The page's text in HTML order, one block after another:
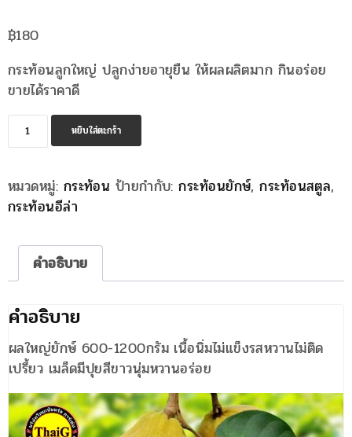
฿180
กระท้อนลูกใหญ่ ปลูกง่ายอายุยืน ให้ผลผลิตมาก กินอร่อย
ขายได้ราคาดี
จำนวน
กระท้อน
ล่า
ยักษ์
หยิบใส่ตะกร้า
หมวดหมู่: กระท้อน ป้ายกำกับ:กระท้อนยักษ์,กระท้อนสตูล,
กระท้อนอีล่า
คำอธิบาย
คำอธิบาย
ผลใหญ่ยักษ์ 600-1200กรัม เนื้อนิ่มไม่แข็งรสหวานไม่ติด
เปรี้ยว เมล็ดมีปุยสีขาวนุ่มหวานอร่อย